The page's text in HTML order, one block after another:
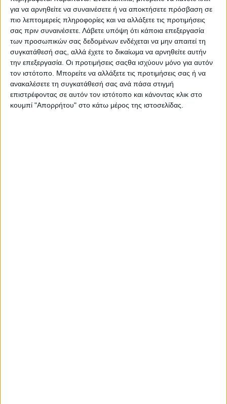
για να αρνηθείτε να συναινέσετε ή να αποκτήσετε πρόσβαση σε
πιο λεπτομερείς πληροφορίες και να αλλάξετε τις προτιμήσεις
σας πριν συναινέσετε. Λάβετε υπόψη ότι κάποια επεξεργασία
των προσωπικών σας δεδομένων ενδέχεται να μην απαιτεί τη
συγκατάθεσή σας, αλλά έχετε το δικαίωμα να αρνηθείτε αυτήν
την επεξεργασία. Οι προτιμήσεις σαςθα ισχύουν μόνο για αυτόν
τον ιστότοπο. Μπορείτε να αλλάξετε τις προτιμήσεις σας ή να
ανακαλέσετε τη συγκατάθεσή σας ανά πάσα στιγμή
επιστρέφοντας σε αυτόν τον ιστότοπο και κάνοντας κλικ στο
κουμπί "Απορρήτου" στο κάτω μέρος της ιστοσελίδας.
ΤΟ ΔΙΚΟ ΣΑΣ ΣΧΟΛΙΟ
Email*